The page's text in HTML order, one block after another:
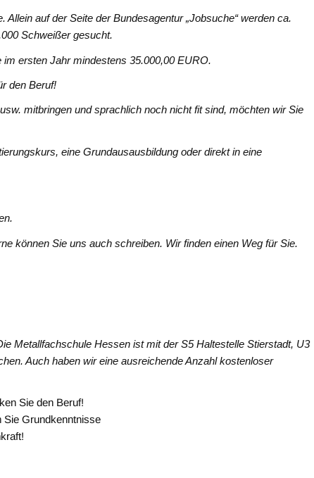
auf der Seite der Bundesagentur „Jobsuche“ werden ca.
Schweißer gesucht.
ersten Jahr mindestens 35.000,00 EURO.
den Beruf!
mitbringen und sprachlich noch nicht fit sind, möchten wir Sie
eine Grundausausbildung oder direkt in eine
können Sie uns auch schreiben. Wir finden einen Weg für Sie.
Metallfachschule Hessen ist mit der S5 Haltestelle Stierstadt, U3
Auch haben wir eine ausreichende Anzahl kostenloser
Sie den Beruf!
Sie Grundkenntnisse